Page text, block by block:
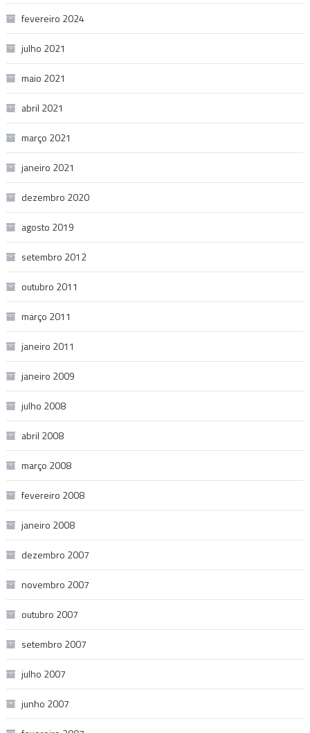
fevereiro 2024
julho 2021
maio 2021
abril 2021
março 2021
janeiro 2021
dezembro 2020
agosto 2019
setembro 2012
outubro 2011
março 2011
janeiro 2011
janeiro 2009
julho 2008
abril 2008
março 2008
fevereiro 2008
janeiro 2008
dezembro 2007
novembro 2007
outubro 2007
setembro 2007
julho 2007
junho 2007